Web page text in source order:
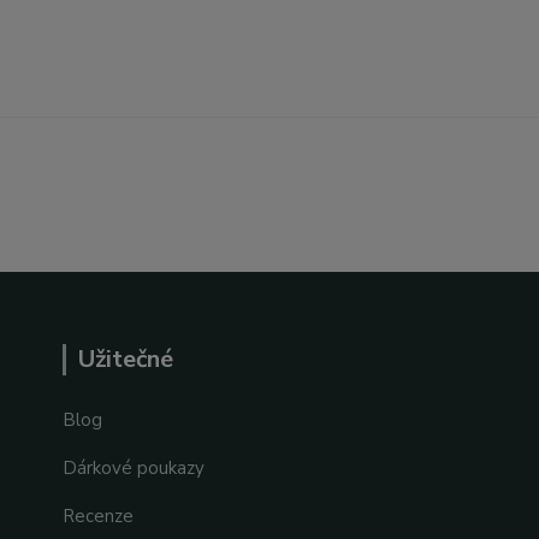
Užitečné
Blog
Dárkové poukazy
Recenze